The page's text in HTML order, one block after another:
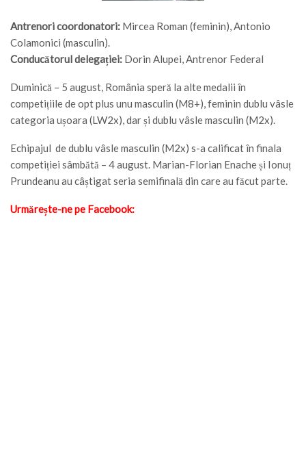
Antrenori coordonatori: Mircea Roman (feminin), Antonio
Colamonici (masculin).
Conducătorul delegației: Dorin Alupei, Antrenor Federal
Duminică – 5 august, România speră la alte medalii în
competițiile de opt plus unu masculin (M8+), feminin dublu vâsle
categoria ușoara (LW2x), dar și dublu vâsle masculin (M2x).
Echipajul de dublu vâsle masculin (M2x) s-a calificat în finala
competiției sâmbătă – 4 august. Marian-Florian Enache și Ionuț
Prundeanu au câștigat seria semifinală din care au făcut parte.
Urmărește-ne pe Facebook: